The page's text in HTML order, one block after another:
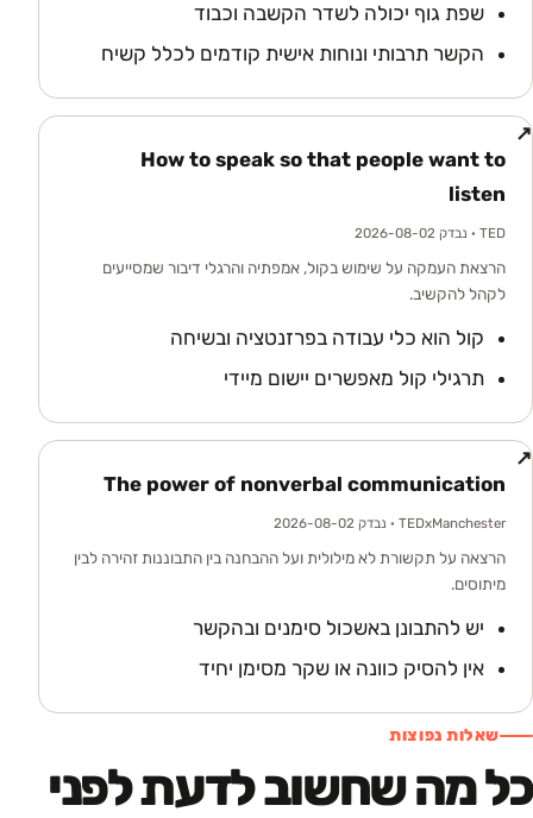
שפת גוף יכולה לשדר הקשבה וכבוד
הקשר תרבותי ונוחות אישית קודמים לכלל קשיח
How to speak so that people want to
listen
TED · נבדק 2026-08-02
הרצאת העמקה על שימוש בקול, אמפתיה והרגלי דיבור שמסייעים
לקהל להקשיב.
קול הוא כלי עבודה בפרזנטציה ובשיחה
תרגילי קול מאפשרים יישום מיידי
↗
The power of nonverbal communication
TEDxManchester · נבדק 2026-08-02
הרצאה על תקשורת לא מילולית ועל ההבחנה בין התבוננות זהירה לבין
מיתוסים.
יש להתבונן באשכול סימנים ובהקשר
אין להסיק כוונה או שקר מסימן יחיד
↗
שאלות נפוצות
כל מה שחשוב לדעת לפני